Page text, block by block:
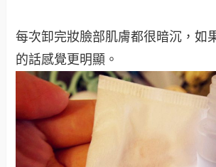
每次卸完妝臉部肌膚都很暗沉，如
的話感覺更明顯。